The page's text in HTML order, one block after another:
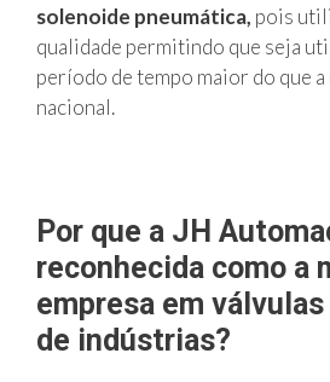
solenoide pneumática, pois
qualidade permitindo que seja
período de tempo maior do que
nacional.
Por que a JH
reconhecida como a
empresa em
de indústrias?